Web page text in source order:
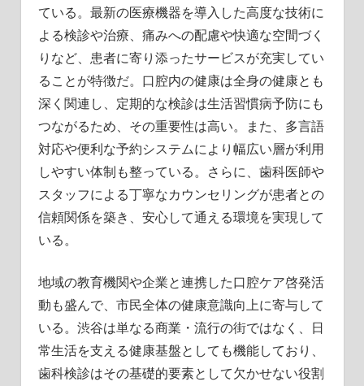
ている。最新の医療機器を導入した高度な技術に
よる検診や治療、痛みへの配慮や快適な空間づく
りなど、患者に寄り添ったサービスが充実してい
ることが特徴だ。口腔内の健康は全身の健康とも
深く関連し、定期的な検診は生活習慣病予防にも
つながるため、その重要性は高い。また、多言語
対応や便利な予約システムにより幅広い層が利用
しやすい体制も整っている。さらに、歯科医師や
スタッフによる丁寧なカウンセリングが患者との
信頼関係を築き、安心して通える環境を実現して
いる。
地域の教育機関や企業と連携した口腔ケア啓発活
動も盛んで、市民全体の健康意識向上に寄与して
いる。渋谷は単なる商業・流行の街ではなく、日
常生活を支える健康基盤としても機能しており、
歯科検診はその基礎的要素として欠かせない役割